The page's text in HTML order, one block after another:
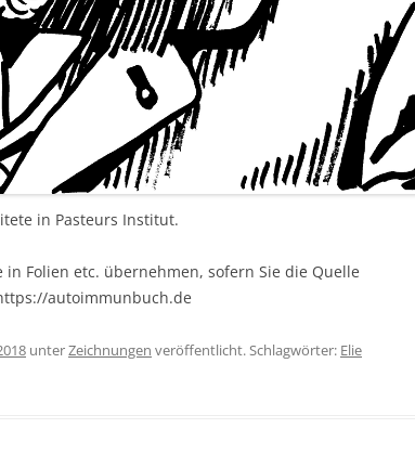
in Pasteurs Institut.
Folien etc. übernehmen, sofern Sie die Quelle
autoimmunbuch.de
unterZeichnungen veröffentlicht. Schlagwörter: Elie